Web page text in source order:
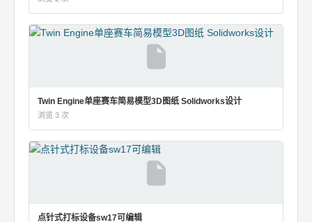
Twin Engine单座赛车简易模型3D图纸 Solidworks设计
浏览 3 次
点针式打标设备sw17可编辑